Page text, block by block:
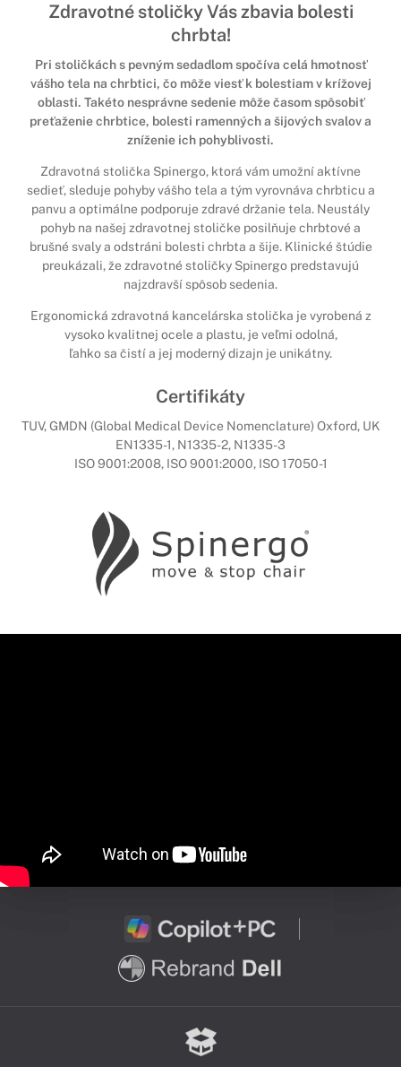
Zdravotné stoličky Vás zbavia bolesti
chrbta!
Pri stoličkách s pevným sedadlom spočíva celá hmotnosť
vášho tela na chrbtici, čo môže viesť k bolestiam v krížovej
oblasti. Takéto nesprávne sedenie môže časom spôsobiť
preťaženie chrbtice, bolesti ramenných a šijových svalov a
zníženie ich pohyblivosti.
Zdravotná stolička Spinergo, ktorá vám umožní aktívne
sedieť, sleduje pohyby vášho tela a tým vyrovnáva chrbticu a
panvu a optimálne podporuje zdravé držanie tela. Neustály
pohyb na našej zdravotnej stoličke posilňuje chrbtové a
brušné svaly a odstráni bolesti chrbta a šije. Klinické štúdie
preukázali, že zdravotné stoličky Spinergo predstavujú
najzdravší spôsob sedenia.
Ergonomická zdravotná kancelárska stolička je vyrobená z
vysoko kvalitnej ocele a plastu, je veľmi odolná,
ľahko sa čistí a jej moderný dizajn je unikátny.
Certifikáty
TUV, GMDN (Global Medical Device Nomenclature) Oxford, UK
EN1335-1, N1335-2, N1335-3
ISO 9001:2008, ISO 9001:2000, ISO 17050-1